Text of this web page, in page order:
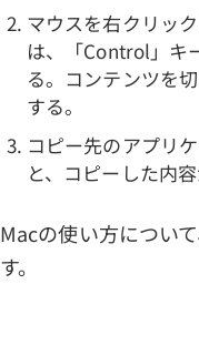
マウスを右クリッ
は、「Control」キ
る。コンテンツを
する。
コピー先のアプリ
と、コピーした内
Macの使い方について
す。